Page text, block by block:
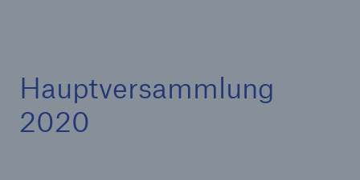
Hauptversammlung
2020